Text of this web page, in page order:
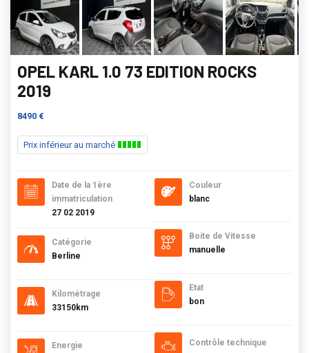
OPEL KARL 1.0 73 EDITION ROCKS
2019
8490 €
Prix inférieur au marché
Date de la 1ère
immatriculation
27 02 2019
Catégorie
Berline
Kilométrage
33150km
Energie
Couleur
blanc
Boite de Vitesse
manuelle
Etat
bon
Contrôle technique